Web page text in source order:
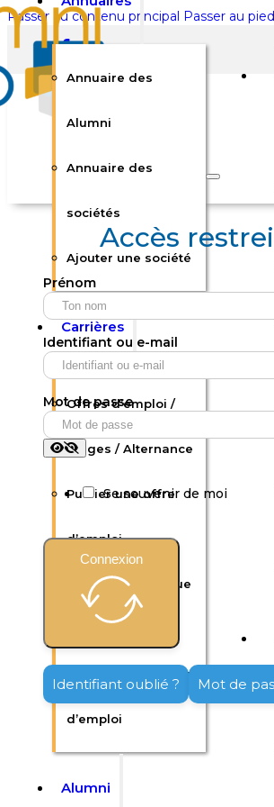
Passer au contenu principal Passer au
Rechercher sur
Rechercher
Votre panier est vide.
Boutique
Annuaire des
Alumni
Annuaire des
sociétés
Ajouter une société
Carrières
Offres d’emploi /
Stages / Alternance
Publier une offre
d’emploi
Formation continue
Aide à la recherche
d’emploi
Alumni
Accès
Prénom
Identifiant ou e-mail
Mot de passe
Se souvenir de moi
Connexion
Identifiant oublié ? Mot de